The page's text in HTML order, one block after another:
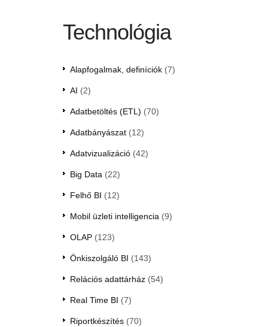
Technológia
Alapfogalmak, definíciók(7)
AI (2)
Adatbetöltés (ETL) (70)
Adatbányászat(12)
Adatvizualizáció(42)
Big Data (22)
Felhő BI (12)
Mobil üzleti intelligencia (9)
OLAP(123)
Önkiszolgáló BI (143)
Relációs adattárház(54)
Real Time BI (7)
Riportkészítés(70)